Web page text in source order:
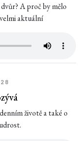
A proč by mělo
aktuální
životě a také o